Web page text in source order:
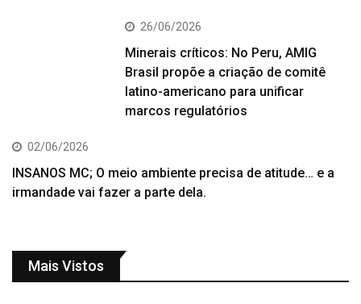
26/06/2026
Minerais críticos: No Peru, AMIG
Brasil propõe a criação de comitê
latino-americano para unificar
marcos regulatórios
02/06/2026
INSANOS MC; O meio ambiente precisa de atitude… e a
irmandade vai fazer a parte dela.
Mais Vistos